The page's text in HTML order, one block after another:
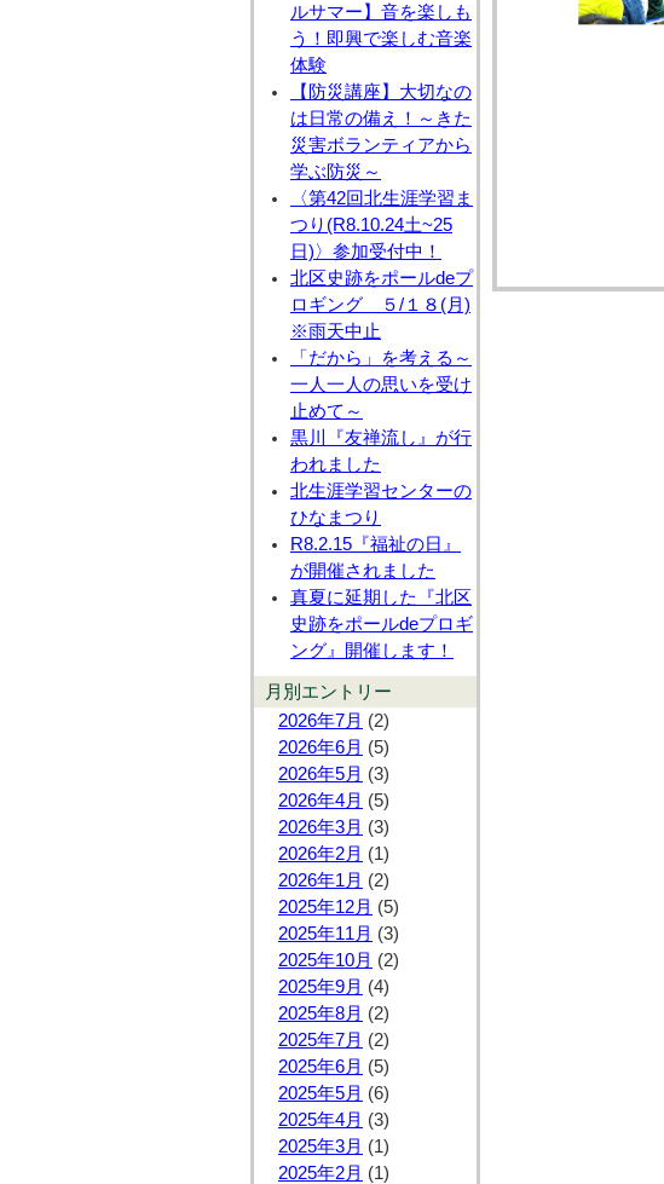
ルサマー】音を楽しも
う！即興で楽しむ音楽
体験
【防災講座】大切なの
は日常の備え！～きた
災害ボランティアから
学ぶ防災～
〈第42回北生涯学習ま
つり(R8.10.24土~25
日)〉参加受付中！
北区史跡をポールdeプ
ロギング ５/１８(月)
※雨天中止
「だから」を考える～
一人一人の思いを受け
止めて～
黒川『友禅流し』が行
われました
北生涯学習センターの
ひなまつり
R8.2.15『福祉の日』
が開催されました
真夏に延期した『北区
史跡をポールdeプロギ
ング』開催します！
月別エントリー
2026年7月 (2)
2026年6月 (5)
2026年5月 (3)
2026年4月 (5)
2026年3月 (3)
2026年2月 (1)
2026年1月 (2)
2025年12月 (5)
2025年11月 (3)
2025年10月 (2)
2025年9月 (4)
2025年8月 (2)
2025年7月 (2)
2025年6月 (5)
2025年5月 (6)
2025年4月 (3)
2025年3月 (1)
2025年2月 (1)